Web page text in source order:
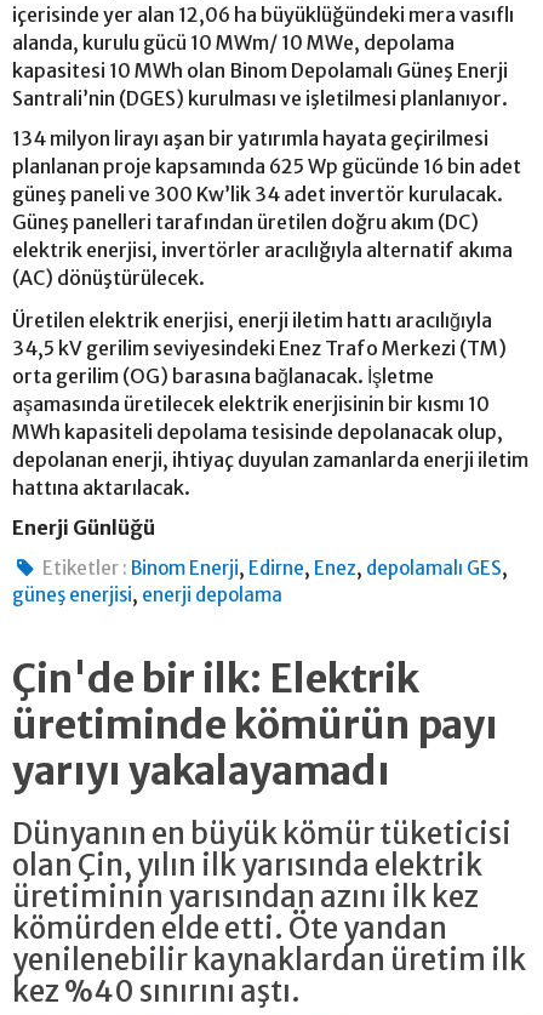
içerisinde yer alan 12,06 ha büyüklüğündeki mera vasıflı
alanda, kurulu gücü 10 MWm/ 10 MWe, depolama
kapasitesi 10 MWh olan Binom Depolamalı Güneş Enerji
Santrali’nin (DGES) kurulması ve işletilmesi planlanıyor.
134 milyon lirayı aşan bir yatırımla hayata geçirilmesi
planlanan proje kapsamında 625 Wp gücünde 16 bin adet
güneş paneli ve 300 Kw’lik 34 adet invertör kurulacak.
Güneş panelleri tarafından üretilen doğru akım (DC)
elektrik enerjisi, invertörler aracılığıyla alternatif akıma
(AC) dönüştürülecek.
Üretilen elektrik enerjisi, enerji iletim hattı aracılığıyla
34,5 kV gerilim seviyesindeki Enez Trafo Merkezi (TM)
orta gerilim (OG) barasına bağlanacak. İşletme
aşamasında üretilecek elektrik enerjisinin bir kısmı 10
MWh kapasiteli depolama tesisinde depolanacak olup,
depolanan enerji, ihtiyaç duyulan zamanlarda enerji iletim
hattına aktarılacak.
Enerji Günlüğü
Etiketler : Binom Enerji, Edirne, Enez, depolamalı GES,
güneş enerjisi, enerji depolama
Çin'de bir ilk: Elektrik
üretiminde kömürün payı
yarıyı yakalayamadı
Dünyanın en büyük kömür tüketicisi
olan Çin, yılın ilk yarısında elektrik
üretiminin yarısından azını ilk kez
kömürden elde etti. Öte yandan
yenilenebilir kaynaklardan üretim ilk
kez %40 sınırını aştı.